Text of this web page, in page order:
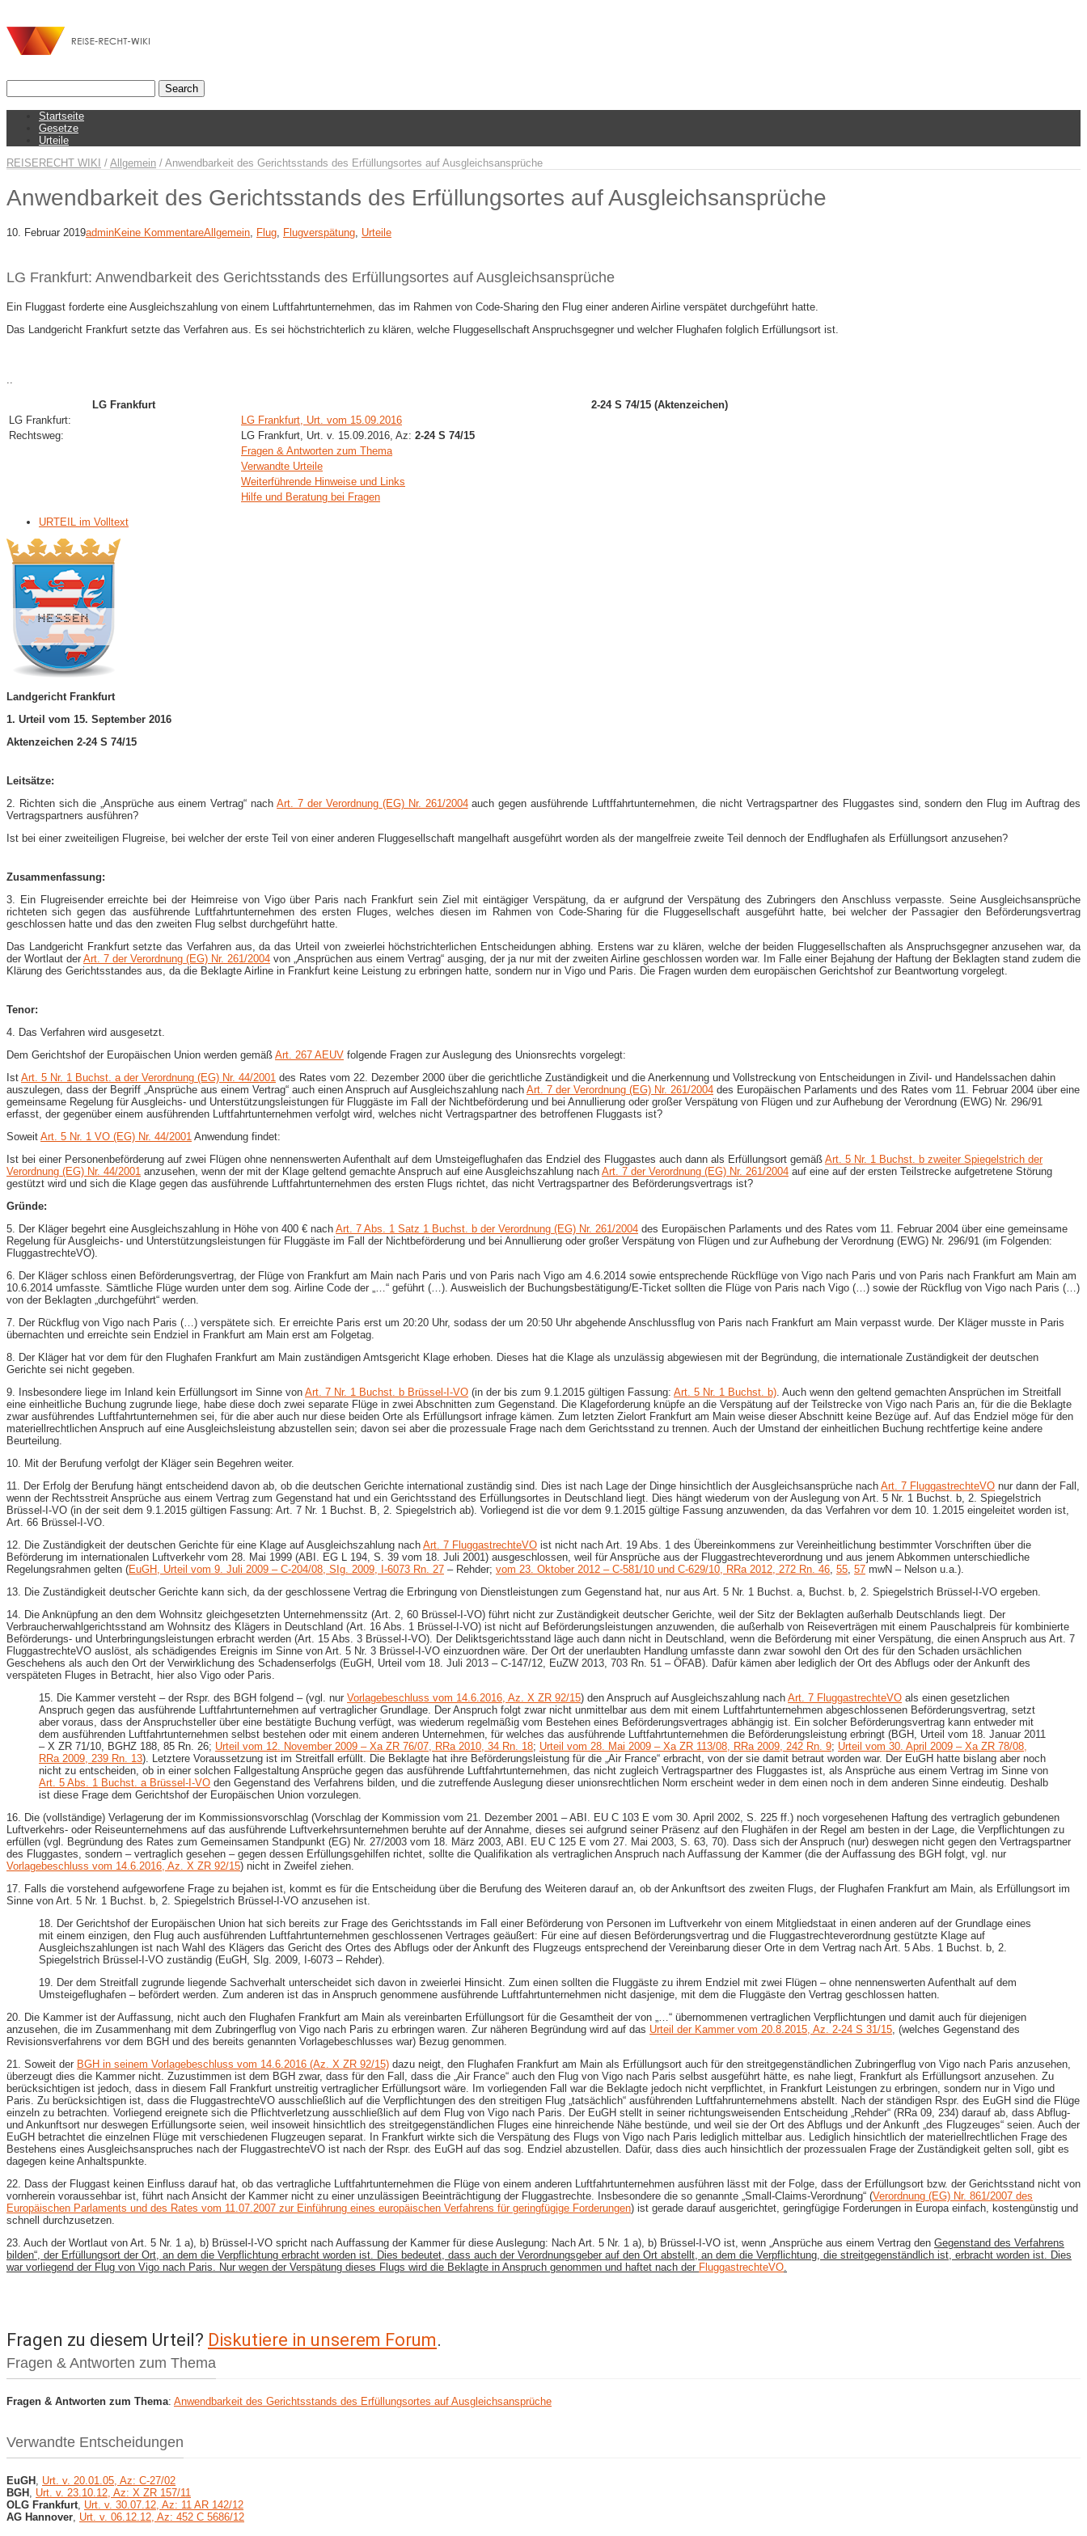
Startseite
Gesetze
Urteile
REISERECHT WIKI / Allgemein / Anwendbarkeit des Gerichtsstands des Erfüllungsortes auf Ausgleichsansprüche
Anwendbarkeit des Gerichtsstands des Erfüllungsortes auf Ausgleichsansprüche
10. Februar 2019adminKeine KommentareAllgemein Flug Flugverspätung Urteile
LG Frankfurt: Anwendbarkeit des Gerichtsstands des Erfüllungsortes auf Ausgleichsansprüche
Ein Fluggast forderte eine Ausgleichszahlung von einem Luftfahrtunternehmen, das im Rahmen von Code-Sharing den Flug einer anderen Airline verspätet durchgeführt hatte.
Das Landgericht Frankfurt setzte das Verfahren aus. Es sei höchstrichterlich zu klären, welche Fluggesellschaft Anspruchsgegner und welcher Flughafen folglich Erfüllungsort ist.
LG Frankfurt
2-24 S 74/15 (Aktenzeichen)
LG Frankfurt:
LG Frankfurt, Urt. vom 15.09.2016
Rechtsweg:
LG Frankfurt, Urt. v. 15.09.2016, Az: 2-24 S 74/15
Fragen & Antworten zum Thema
Verwandte Urteile
Weiterführende Hinweise und Links
Hilfe und Beratung bei Fragen
URTEIL im Volltext
Landgericht Frankfurt
1. Urteil vom 15. September 2016
Aktenzeichen 2-24 S 74/15
Leitsätze:
2. Richten sich die „Ansprüche aus einem Vertrag“ nachArt. 7 der Verordnung (EG) Nr. 261/2004auch gegen ausführende Luftffahrtunternehmen, die nicht Vertragspartner des Fluggastes sind, sondern den Flug im Auftrag des
Vertragspartners ausführen?
Ist bei einer zweiteiligen Flugreise, bei welcher der erste Teil von einer anderen Fluggesellschaft mangelhaft ausgeführt worden als der mangelfreie zweite Teil dennoch der Endflughafen als Erfüllungsort anzusehen?
Zusammenfassung:
3. Ein Flugreisender erreichte bei der Heimreise von Vigo über Paris nach Frankfurt sein Ziel mit eintägiger Verspätung, da er aufgrund der Verspätung des Zubringers den Anschluss verpasste. Seine Ausgleichsansprüche
richteten sich gegen das ausführende Luftfahrtunternehmen des ersten Fluges, welches diesen im Rahmen von Code-Sharing für die Fluggesellschaft ausgeführt hatte, bei welcher der Passagier den Beförderungsvertrag
geschlossen hatte und das den zweiten Flug selbst durchgeführt hatte.
Das Landgericht Frankfurt setzte das Verfahren aus, da das Urteil von zweierlei höchstrichterlichen Entscheidungen abhing. Erstens war zu klären, welche der beiden Fluggesellschaften als Anspruchsgegner anzusehen war, da
der Wortlaut der Art. 7 der Verordnung (EG) Nr. 261/2004 von „Ansprüchen aus einem Vertrag“ ausging, der ja nur mit der zweiten Airline geschlossen worden war. Im Falle einer Bejahung der Haftung der Beklagten stand zudem die
Klärung des Gerichtsstandes aus, da die Beklagte Airline in Frankfurt keine Leistung zu erbringen hatte, sondern nur in Vigo und Paris. Die Fragen wurden dem europäischen Gerichtshof zur Beantwortung vorgelegt.
Tenor:
4. Das Verfahren wird ausgesetzt.
Dem Gerichtshof der Europäischen Union werden gemäß Art. 267 AEUV folgende Fragen zur Auslegung des Unionsrechts vorgelegt:
Ist Art. 5 Nr. 1 Buchst. a der Verordnung (EG) Nr. 44/2001 des Rates vom 22. Dezember 2000 über die gerichtliche Zuständigkeit und die Anerkennung und Vollstreckung von Entscheidungen in Zivil- und Handelssachen dahin
auszulegen, dass der Begriff „Ansprüche aus einem Vertrag“ auch einen Anspruch auf Ausgleichszahlung nach Art. 7 der Verordnung (EG) Nr. 261/2004 des Europäischen Parlaments und des Rates vom 11. Februar 2004 über eine
gemeinsame Regelung für Ausgleichs- und Unterstützungsleistungen für Fluggäste im Fall der Nichtbeförderung und bei Annullierung oder großer Verspätung von Flügen und zur Aufhebung der Verordnung (EWG) Nr. 296/91
erfasst, der gegenüber einem ausführenden Luftfahrtunternehmen verfolgt wird, welches nicht Vertragspartner des betroffenen Fluggasts ist?
Soweit Art. 5 Nr. 1 VO (EG) Nr. 44/2001 Anwendung findet:
Ist bei einer Personenbeförderung auf zwei Flügen ohne nennenswerten Aufenthalt auf dem Umsteigeflughafen das Endziel des Fluggastes auch dann als Erfüllungsort gemäß Art. 5 Nr. 1 Buchst. b zweiter Spiegelstrich der
Verordnung (EG) Nr. 44/2001 anzusehen, wenn der mit der Klage geltend gemachte Anspruch auf eine Ausgleichszahlung nach Art. 7 der Verordnung (EG) Nr. 261/2004 auf eine auf der ersten Teilstrecke aufgetretene Störung
gestützt wird und sich die Klage gegen das ausführende Luftfahrtunternehmen des ersten Flugs richtet, das nicht Vertragspartner des Beförderungsvertrags ist?
Gründe:
5. Der Kläger begehrt eine Ausgleichszahlung in Höhe von 400 € nach Art. 7 Abs. 1 Satz 1 Buchst. b der Verordnung (EG) Nr. 261/2004 des Europäischen Parlaments und des Rates vom 11. Februar 2004 über eine gemeinsame
Regelung für Ausgleichs- und Unterstützungsleistungen für Fluggäste im Fall der Nichtbeförderung und bei Annullierung oder großer Verspätung von Flügen und zur Aufhebung der Verordnung (EWG) Nr. 296/91 (im Folgenden:
FluggastrechteVO).
6. Der Kläger schloss einen Beförderungsvertrag, der Flüge von Frankfurt am Main nach Paris und von Paris nach Vigo am 4.6.2014 sowie entsprechende Rückflüge von Vigo nach Paris und von Paris nach Frankfurt am Main am
10.6.2014 umfasste. Sämtliche Flüge wurden unter dem sog. Airline Code der „…“ geführt (…). Ausweislich der Buchungsbestätigung/E-​Ticket sollten die Flüge von Paris nach Vigo (…) sowie der Rückflug von Vigo nach Paris (…)
von der Beklagten „durchgeführt“ werden.
7. Der Rückflug von Vigo nach Paris (…) verspätete sich. Er erreichte Paris erst um 20:20 Uhr, sodass der um 20:50 Uhr abgehende Anschlussflug von Paris nach Frankfurt am Main verpasst wurde. Der Kläger musste in Paris
übernachten und erreichte sein Endziel in Frankfurt am Main erst am Folgetag.
8. Der Kläger hat vor dem für den Flughafen Frankfurt am Main zuständigen Amtsgericht Klage erhoben. Dieses hat die Klage als unzulässig abgewiesen mit der Begründung, die internationale Zuständigkeit der deutschen
Gerichte sei nicht gegeben.
9. Insbesondere liege im Inland kein Erfüllungsort im Sinne von Art. 7 Nr. 1 Buchst. b Brüssel-​I-VO (in der bis zum 9.1.2015 gültigen Fassung: Art. 5 Nr. 1 Buchst. b) . Auch wenn den geltend gemachten Ansprüchen im Streitfall
eine einheitliche Buchung zugrunde liege, habe diese doch zwei separate Flüge in zwei Abschnitten zum Gegenstand. Die Klageforderung knüpfe an die Verspätung auf der Teilstrecke von Vigo nach Paris an, für die die Beklagte
zwar ausführendes Luftfahrtunternehmen sei, für die aber auch nur diese beiden Orte als Erfüllungsort infrage kämen. Zum letzten Zielort Frankfurt am Main weise dieser Abschnitt keine Bezüge auf. Auf das Endziel möge für den
materiellrechtlichen Anspruch auf eine Ausgleichsleistung abzustellen sein; davon sei aber die prozessuale Frage nach dem Gerichtsstand zu trennen. Auch der Umstand der einheitlichen Buchung rechtfertige keine andere
Beurteilung.
10. Mit der Berufung verfolgt der Kläger sein Begehren weiter.
11. Der Erfolg der Berufung hängt entscheidend davon ab, ob die deutschen Gerichte international zuständig sind. Dies ist nach Lage der Dinge hinsichtlich der Ausgleichsansprüche nach Art. 7 FluggastrechteVO nur dann der Fall,
wenn der Rechtsstreit Ansprüche aus einem Vertrag zum Gegenstand hat und ein Gerichtsstand des Erfüllungsortes in Deutschland liegt. Dies hängt wiederum von der Auslegung von Art. 5 Nr. 1 Buchst. b, 2. Spiegelstrich
Brüssel-​I-VO (in der seit dem 9.1.2015 gültigen Fassung: Art. 7 Nr. 1 Buchst. B, 2. Spiegelstrich ab). Vorliegend ist die vor dem 9.1.2015 gültige Fassung anzuwenden, da das Verfahren vor dem 10. 1.2015 eingeleitet worden ist,
Art. 66 Brüssel-​I-VO.
12. Die Zuständigkeit der deutschen Gerichte für eine Klage auf Ausgleichszahlung nach Art. 7 FluggastrechteVO ist nicht nach Art. 19 Abs. 1 des Übereinkommens zur Vereinheitlichung bestimmter Vorschriften über die
Beförderung im internationalen Luftverkehr vom 28. Mai 1999 (ABI. EG L 194, S. 39 vom 18. Juli 2001) ausgeschlossen, weil für Ansprüche aus der Fluggastrechteverordnung und aus jenem Abkommen unterschiedliche
Regelungsrahmen gelten (EuGH, Urteil vom 9. Juli 2009 – C-​204/08, SIg. 2009, I-​6073 Rn. 27 – Rehder; vom 23. Oktober 2012 – C-​581/10 und C-​629/10, RRa 2012, 272 Rn. 46 55 57 mwN – Nelson u.a.).
13. Die Zuständigkeit deutscher Gerichte kann sich, da der geschlossene Vertrag die Erbringung von Dienstleistungen zum Gegenstand hat, nur aus Art. 5 Nr. 1 Buchst. a, Buchst. b, 2. Spiegelstrich Brüssel-​I-VO ergeben.
14. Die Anknüpfung an den dem Wohnsitz gleichgesetzten Unternehmenssitz (Art. 2, 60 Brüssel-​I-VO) führt nicht zur Zuständigkeit deutscher Gerichte, weil der Sitz der Beklagten außerhalb Deutschlands liegt. Der
Verbraucherwahlgerichtsstand am Wohnsitz des Klägers in Deutschland (Art. 16 Abs. 1 Brüssel-​I-VO) ist nicht auf Beförderungsleistungen anzuwenden, die außerhalb von Reiseverträgen mit einem Pauschalpreis für kombinierte
Beförderungs- und Unterbringungsleistungen erbracht werden (Art. 15 Abs. 3 Brüssel-​I-VO). Der Deliktsgerichtsstand läge auch dann nicht in Deutschland, wenn die Beförderung mit einer Verspätung, die einen Anspruch aus Art. 7
FluggastrechteVO auslöst, als schädigendes Ereignis im Sinne von Art. 5 Nr. 3 Brüssel-​I-VO einzuordnen wäre. Der Ort der unerlaubten Handlung umfasste dann zwar sowohl den Ort des für den Schaden ursächlichen
Geschehens als auch den Ort der Verwirklichung des Schadenserfolgs (EuGH, Urteil vom 18. Juli 2013 – C-​147/12, EuZW 2013, 703 Rn. 51 – ÖFAB). Dafür kämen aber lediglich der Ort des Abflugs oder der Ankunft des
verspäteten Fluges in Betracht, hier also Vigo oder Paris.
15. Die Kammer versteht – der Rspr. des BGH folgend – (vgl. nur Vorlagebeschluss vom 14.6.2016, Az. X ZR 92/15) den Anspruch auf Ausgleichszahlung nach Art. 7 FluggastrechteVO als einen gesetzlichen
Anspruch gegen das ausführende Luftfahrtunternehmen auf vertraglicher Grundlage. Der Anspruch folgt zwar nicht unmittelbar aus dem mit einem Luftfahrtunternehmen abgeschlossenen Beförderungsvertrag, setzt
aber voraus, dass der Anspruchsteller über eine bestätigte Buchung verfügt, was wiederum regelmäßig vom Bestehen eines Beförderungsvertrages abhängig ist. Ein solcher Beförderungsvertrag kann entweder mit
dem ausführenden Luftfahrtunternehmen selbst bestehen oder mit einem anderen Unternehmen, für welches das ausführende Luftfahrtunternehmen die Beförderungsleistung erbringt (BGH, Urteil vom 18. Januar 2011
– X ZR 71/10, BGHZ 188, 85 Rn. 26; Urteil vom 12. November 2009 – Xa ZR 76/07, RRa 2010, 34 Rn. 18; Urteil vom 28. Mai 2009 – Xa ZR 113/08, RRa 2009, 242 Rn. 9; Urteil vom 30. April 2009 – Xa ZR 78/08,
RRa 2009, 239 Rn. 13). Letztere Voraussetzung ist im Streitfall erfüllt. Die Beklagte hat ihre Beförderungsleistung für die „Air France“ erbracht, von der sie damit betraut worden war. Der EuGH hatte bislang aber noch
nicht zu entscheiden, ob in einer solchen Fallgestaltung Ansprüche gegen das ausführende Luftfahrtunternehmen, das nicht zugleich Vertragspartner des Fluggastes ist, als Ansprüche aus einem Vertrag im Sinne von
Art. 5 Abs. 1 Buchst. a Brüssel-​I-VO den Gegenstand des Verfahrens bilden, und die zutreffende Auslegung dieser unionsrechtlichen Norm erscheint weder in dem einen noch in dem anderen Sinne eindeutig. Deshalb
ist diese Frage dem Gerichtshof der Europäischen Union vorzulegen.
16. Die (vollständige) Verlagerung der im Kommissionsvorschlag (Vorschlag der Kommission vom 21. Dezember 2001 – ABI. EU C 103 E vom 30. April 2002, S. 225 ff.) noch vorgesehenen Haftung des vertraglich gebundenen
Luftverkehrs- oder Reiseunternehmens auf das ausführende Luftverkehrsunternehmen beruhte auf der Annahme, dieses sei aufgrund seiner Präsenz auf den Flughäfen in der Regel am besten in der Lage, die Verpflichtungen zu
erfüllen (vgl. Begründung des Rates zum Gemeinsamen Standpunkt (EG) Nr. 27/2003 vom 18. März 2003, ABI. EU C 125 E vom 27. Mai 2003, S. 63, 70). Dass sich der Anspruch (nur) deswegen nicht gegen den Vertragspartner
des Fluggastes, sondern – vertraglich gesehen – gegen dessen Erfüllungsgehilfen richtet, sollte die Qualifikation als vertraglichen Anspruch nach Auffassung der Kammer (die der Auffassung des BGH folgt, vgl. nur
Vorlagebeschluss vom 14.6.2016, Az. X ZR 92/15) nicht in Zweifel ziehen.
17. Falls die vorstehend aufgeworfene Frage zu bejahen ist, kommt es für die Entscheidung über die Berufung des Weiteren darauf an, ob der Ankunftsort des zweiten Flugs, der Flughafen Frankfurt am Main, als Erfüllungsort im
Sinne von Art. 5 Nr. 1 Buchst. b, 2. Spiegelstrich Brüssel-​I-VO anzusehen ist.
18. Der Gerichtshof der Europäischen Union hat sich bereits zur Frage des Gerichtsstands im Fall einer Beförderung von Personen im Luftverkehr von einem Mitgliedstaat in einen anderen auf der Grundlage eines
mit einem einzigen, den Flug auch ausführenden Luftfahrtunternehmen geschlossenen Vertrages geäußert: Für eine auf diesen Beförderungsvertrag und die Fluggastrechteverordnung gestützte Klage auf
Ausgleichszahlungen ist nach Wahl des Klägers das Gericht des Ortes des Abflugs oder der Ankunft des Flugzeugs entsprechend der Vereinbarung dieser Orte in dem Vertrag nach Art. 5 Abs. 1 Buchst. b, 2.
Spiegelstrich Brüssel-​I-VO zuständig (EuGH, Slg. 2009, I-​6073 – Rehder).
19. Der dem Streitfall zugrunde liegende Sachverhalt unterscheidet sich davon in zweierlei Hinsicht. Zum einen sollten die Fluggäste zu ihrem Endziel mit zwei Flügen – ohne nennenswerten Aufenthalt auf dem
Umsteigeflughafen – befördert werden. Zum anderen ist das in Anspruch genommene ausführende Luftfahrtunternehmen nicht dasjenige, mit dem die Fluggäste den Vertrag geschlossen hatten.
20. Die Kammer ist der Auffassung, nicht auch den Flughafen Frankfurt am Main als vereinbarten Erfüllungsort für die Gesamtheit der von „…“ übernommenen vertraglichen Verpflichtungen und damit auch für diejenigen
anzusehen, die im Zusammenhang mit dem Zubringerflug von Vigo nach Paris zu erbringen waren. Zur näheren Begründung wird auf das Urteil der Kammer vom 20.8.2015, Az. 2-​24 S 31/15 , (welches Gegenstand des
Revisionsverfahrens vor dem BGH und des bereits genannten Vorlagebeschlusses war) Bezug genommen.
21. Soweit der BGH in seinem Vorlagebeschluss vom 14.6.2016 (Az. X ZR 92/15) dazu neigt, den Flughafen Frankfurt am Main als Erfüllungsort auch für den streitgegenständlichen Zubringerflug von Vigo nach Paris anzusehen,
überzeugt dies die Kammer nicht. Zuzustimmen ist dem BGH zwar, dass für den Fall, dass die „Air France“ auch den Flug von Vigo nach Paris selbst ausgeführt hätte, es nahe liegt, Frankfurt als Erfüllungsort anzusehen. Zu
berücksichtigen ist jedoch, dass in diesem Fall Frankfurt unstreitig vertraglicher Erfüllungsort wäre. Im vorliegenden Fall war die Beklagte jedoch nicht verpflichtet, in Frankfurt Leistungen zu erbringen, sondern nur in Vigo und
Paris. Zu berücksichtigen ist, dass die FluggastrechteVO ausschließlich auf die Verpflichtungen des den streitigen Flug „tatsächlich“ ausführenden Luftfahrunternehmens abstellt. Nach der ständigen Rspr. des EuGH sind die Flüge
einzeln zu betrachten. Vorliegend ereignete sich die Pflichtverletzung ausschließlich auf dem Flug von Vigo nach Paris. Der EuGH stellt in seiner richtungsweisenden Entscheidung „Rehder“ (RRa 09, 234) darauf ab, dass Abflug-
und Ankunftsort nur deswegen Erfüllungsorte seien, weil insoweit hinsichtlich des streitgegenständlichen Fluges eine hinreichende Nähe bestünde, und weil sie der Ort des Abflugs und der Ankunft „des Flugzeuges“ seien. Auch der
EuGH betrachtet die einzelnen Flüge mit verschiedenen Flugzeugen separat. In Frankfurt wirkte sich die Verspätung des Flugs von Vigo nach Paris lediglich mittelbar aus. Lediglich hinsichtlich der materiellrechtlichen Frage des
Bestehens eines Ausgleichsanspruches nach der FluggastrechteVO ist nach der Rspr. des EuGH auf das sog. Endziel abzustellen. Dafür, dass dies auch hinsichtlich der prozessualen Frage der Zuständigkeit gelten soll, gibt es
dagegen keine Anhaltspunkte.
22. Dass der Fluggast keinen Einfluss darauf hat, ob das vertragliche Luftfahrtunternehmen die Flüge von einem anderen Luftfahrtunternehmen ausführen lässt mit der Folge, dass der Erfüllungsort bzw. der Gerichtsstand nicht von
vornherein voraussehbar ist, führt nach Ansicht der Kammer nicht zu einer unzulässigen Beeinträchtigung der Fluggastrechte. Insbesondere die so genannte „Small-​Claims-​Verordnung“ (Verordnung (EG) Nr. 861/2007 des
Europäischen Parlaments und des Rates vom 11.07.2007 zur Einführung eines europäischen Verfahrens für geringfügige Forderungen) ist gerade darauf ausgerichtet, geringfügige Forderungen in Europa einfach, kostengünstig und
schnell durchzusetzen.
23. Auch der Wortlaut von Art. 5 Nr. 1 a), b) Brüssel-​I-VO spricht nach Auffassung der Kammer für diese Auslegung: Nach Art. 5 Nr. 1 a), b) Brüssel-​I-VO ist, wenn „Ansprüche aus einem Vertrag den Gegenstand des Verfahrens
bilden“, der Erfüllungsort der Ort, an dem die Verpflichtung erbracht worden ist. Dies bedeutet, dass auch der Verordnungsgeber auf den Ort abstellt, an dem die Verpflichtung, die streitgegenständlich ist, erbracht worden ist. Dies
war vorliegend der Flug von Vigo nach Paris. Nur wegen der Verspätung dieses Flugs wird die Beklagte in Anspruch genommen und haftet nach der FluggastrechteVO
Fragen zu diesem Urteil? Diskutiere in unserem Forum.
Fragen & Antworten zum Thema
Fragen & Antworten zum Thema: Anwendbarkeit des Gerichtsstands des Erfüllungsortes auf Ausgleichsansprüche
Verwandte Entscheidungen
EuGH Urt. v. 20.01.05, Az: C-27/02
BGH Urt. v. 23.10.12, Az: X ZR 157/11
OLG Frankfurt Urt. v. 30.07.12, Az: 11 AR 142/12
AG Hannover Urt. v. 06.12.12, Az: 452 C 5686/12